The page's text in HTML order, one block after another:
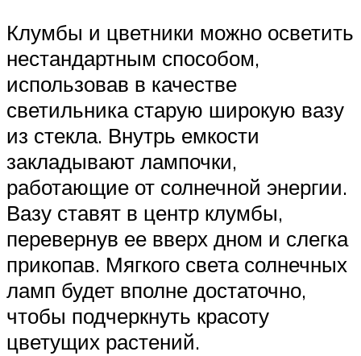
Клумбы и цветники можно осветить
нестандартным способом,
использовав в качестве
светильника старую широкую вазу
из стекла. Внутрь емкости
закладывают лампочки,
работающие от солнечной энергии.
Вазу ставят в центр клумбы,
перевернув ее вверх дном и слегка
прикопав. Мягкого света солнечных
ламп будет вполне достаточно,
чтобы подчеркнуть красоту
цветущих растений.